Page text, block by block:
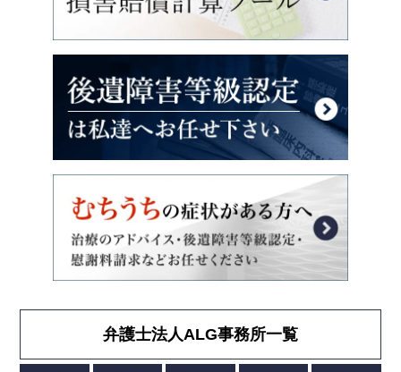
弁護士法人ALG事務所一覧